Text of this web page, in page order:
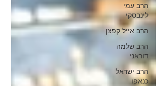
הרב עמי
לינבסקי
הרב אייל קפצן
הרב שלמה
דוראני
הרב ישראל
כנאפו